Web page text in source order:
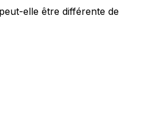
elle être différente de